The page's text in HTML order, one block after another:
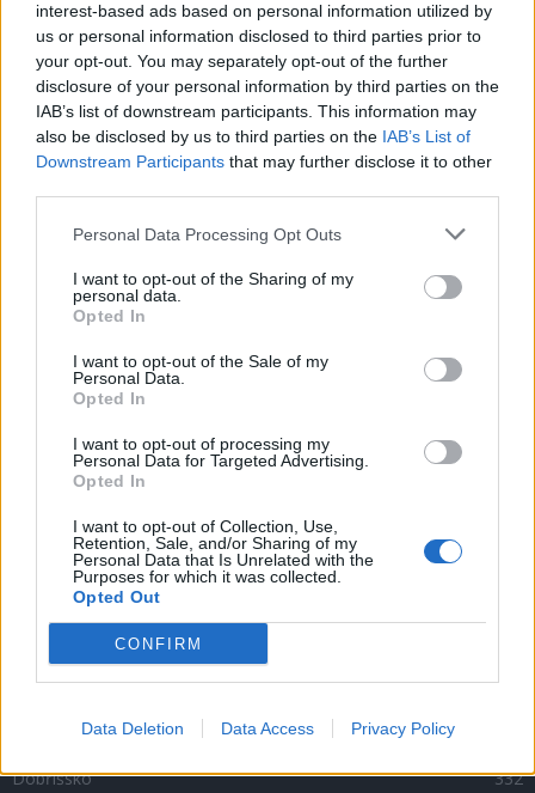
interest-based ads based on personal information utilized by
us or personal information disclosed to third parties prior to
your opt-out. You may separately opt-out of the further
disclosure of your personal information by third parties on the
IAB’s list of downstream participants. This information may
also be disclosed by us to third parties on the IAB’s List of
Downstream Participants that may further disclose it to other
Personal Data Processing Opt Outs
I want to opt-out of the Sharing of my
personal data.
Opted In
I want to opt-out of the Sale of my
Personal Data.
Opted In
I want to opt-out of processing my
Personal Data for Targeted Advertising.
Opted In
I want to opt-out of Collection, Use,
Retention, Sale, and/or Sharing of my
Personal Data that Is Unrelated with the
Purposes for which it was collected.
Opted Out
CONFIRM
Data Deletion Data Access Privacy Policy
NEJČTENĚJŠÍ ČLÁNKY
Lazsko zřídilo transparentní účet na pomoc
mladé mamince, náhle postižené mrtvicí
14. 2. 2023
Krampuslauf přilákal tisíce lidí nejen z Příbrami
Trhovkách lehl popelem
OBLÍBENÉ KATEGORIE
Zpravodajství
O čem se mluví
Dobříšsko
332